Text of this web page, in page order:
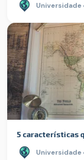
5 características